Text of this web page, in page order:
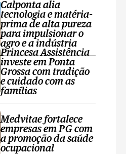
Calponta alia
tecnologia e matéria-
prima de alta pureza
para impulsionar o
agro e a indústria
Princesa Assistência
investe em Ponta
Grossa com tradição
e cuidado com as
famílias
Medvitae fortalece
empresas em PG com
a promoção da saúde
ocupacional